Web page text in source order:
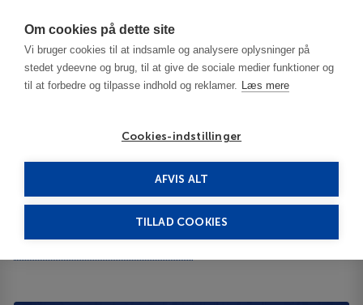
Om cookies på dette site
Vi bruger cookies til at indsamle og analysere oplysninger på
stedet ydeevne og brug, til at give de sociale medier funktioner og
til at forbedre og tilpasse indhold og reklamer. Læs mere
Cookies-indstillinger
AFVIS ALT
TILLAD COOKIES
Hammamet Bravo Hammamet 3***
Bravo Hammamet